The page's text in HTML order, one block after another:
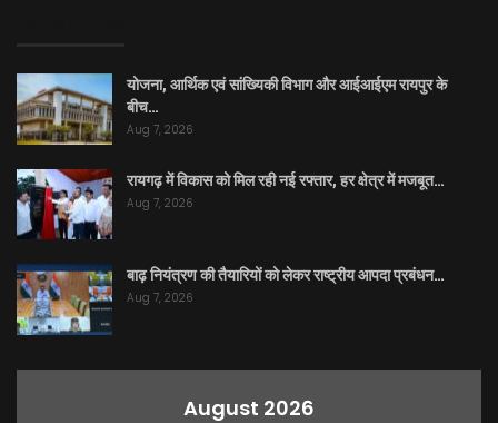
योजना, आर्थिक एवं सांख्यिकी विभाग और आईआईएम रायपुर के
बीच…
Aug 7, 2026
रायगढ़ में विकास को मिल रही नई रफ्तार, हर क्षेत्र में मजबूत…
Aug 7, 2026
बाढ़ नियंत्रण की तैयारियों को लेकर राष्ट्रीय आपदा प्रबंधन…
Aug 7, 2026
August 2026